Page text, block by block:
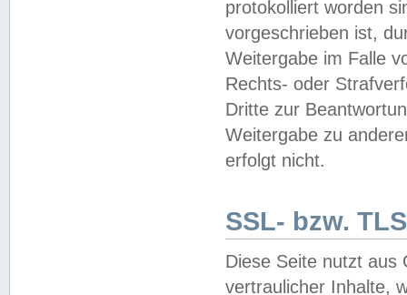
protokolliert worden
vorgeschrieben ist,
Weitergabe im Falle
Rechts- oder
Dritte zur
Weitergabe zu
erfolgt nicht.
SSL- bzw.
Diese Seite nutzt aus
vertraulicher Inhalte,